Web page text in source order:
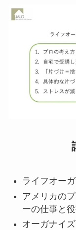
ライフオー
アメリカの
ーの仕事と役
オーガナイ